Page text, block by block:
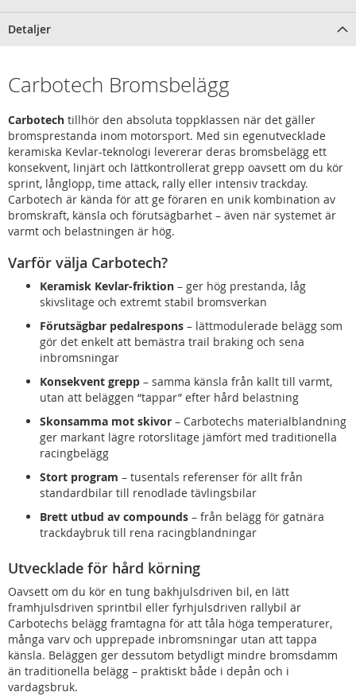
Detaljer
Carbotech Bromsbelägg
Carbotech tillhör den absoluta toppklassen när det gäller
bromsprestanda inom motorsport. Med sin egenutvecklade
keramiska Kevlar-teknologi levererar deras bromsbelägg ett
konsekvent, linjärt och lättkontrollerat grepp oavsett om du kör
sprint, långlopp, time attack, rally eller intensiv trackday.
Carbotech är kända för att ge föraren en unik kombination av
bromskraft, känsla och förutsägbarhet – även när systemet är
varmt och belastningen är hög.
Varför välja Carbotech?
Keramisk Kevlar-friktion – ger hög prestanda, låg
skivslitage och extremt stabil bromsverkan
Förutsägbar pedalrespons – lättmodulerade belägg som
gör det enkelt att bemästra trail braking och sena
inbromsningar
Konsekvent grepp – samma känsla från kallt till varmt,
utan att beläggen “tappar” efter hård belastning
Skonsamma mot skivor – Carbotechs materialblandning
ger markant lägre rotorslitage jämfört med traditionella
racingbelägg
Stort program – tusentals referenser för allt från
standardbilar till renodlade tävlingsbilar
Brett utbud av compounds – från belägg för gatnära
trackdaybruk till rena racingblandningar
Utvecklade för hård körning
Oavsett om du kör en tung bakhjulsdriven bil, en lätt
framhjulsdriven sprintbil eller fyrhjulsdriven rallybil är
Carbotechs belägg framtagna för att tåla höga temperaturer,
många varv och upprepade inbromsningar utan att tappa
känsla. Beläggen ger dessutom betydligt mindre bromsdamm
än traditionella belägg – praktiskt både i depån och i
vardagsbruk.